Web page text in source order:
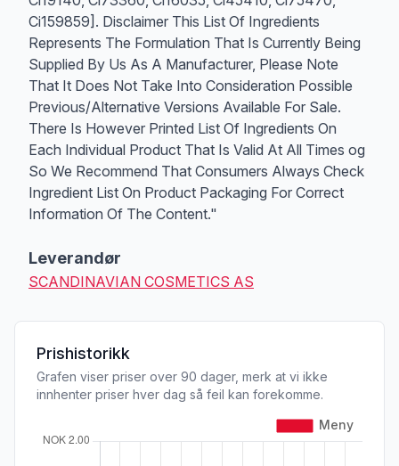
Ci159859]. Disclaimer This List Of Ingredients
Represents The Formulation That Is Currently Being
Supplied By Us As A Manufacturer, Please Note
That It Does Not Take Into Consideration Possible
Previous/Alternative Versions Available For Sale.
There Is However Printed List Of Ingredients On
Each Individual Product That Is Valid At All Times og
So We Recommend That Consumers Always Check
Ingredient List On Product Packaging For Correct
Information Of The Content."
Leverandør
SCANDINAVIAN COSMETICS AS
Prishistorikk
Grafen viser priser over 90 dager, merk at vi ikke
innhenter priser hver dag så feil kan forekomme.